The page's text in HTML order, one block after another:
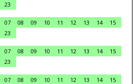
23
07 08 09 10 11 12 13 14
15
23
07 08 09 10 11 12 13 14
15
23
07 08 09 10 11 12 13 14
15